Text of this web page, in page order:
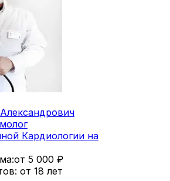
Кардиологии на
от 5 000 ₽
от 18 лет